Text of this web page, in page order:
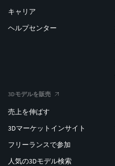
キャリア
ヘルプセンター
3Dモデルを販売
売上を伸ばす
3Dマーケットインサイト
フリーランスで参加
人気の3Dモデル検索